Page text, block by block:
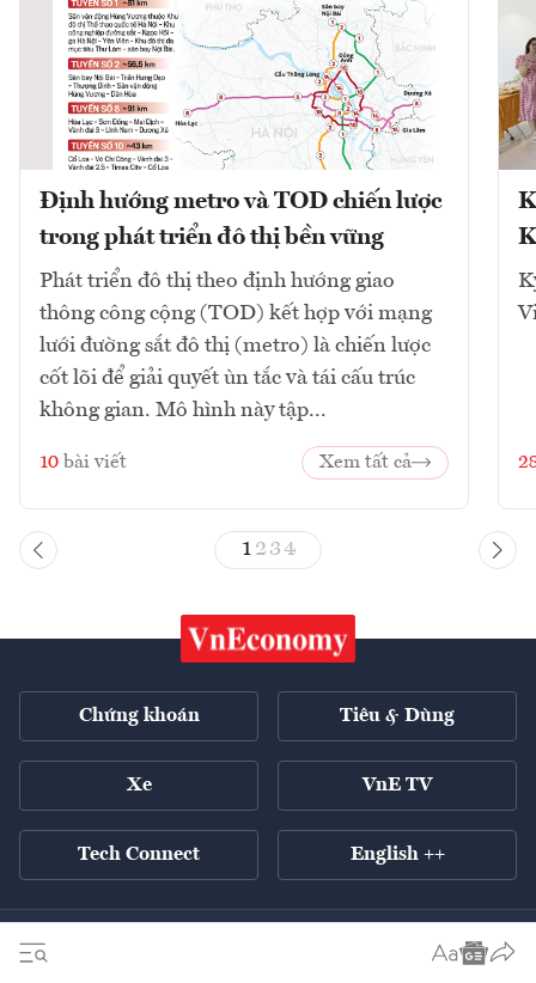
Định hướng metro và TOD chiến lược
trong phát triển đô thị bền vững
Phát triển đô thị theo định hướng giao
thông công cộng (TOD) kết hợp với mạng
lưới đường sắt đô thị (metro) là chiến lược
cốt lõi để giải quyết ùn tắc và tái cấu trúc
không gian. Mô hình này tập...
10 bài viết Xem tất cả
1 23 4
Chứng khoán Tiêu & Dùng
Xe VnE TV
Tech Connect English ++
Tất cả chuyên mục